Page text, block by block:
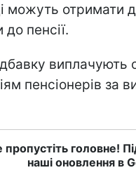
можуть отримати
пенсії.
виплачують
пенсіонерів за
пропустіть головне!
наші оновлення в